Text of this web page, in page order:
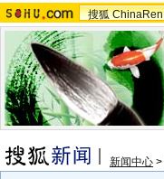
搜狐 ChinaRen
新闻中心 >